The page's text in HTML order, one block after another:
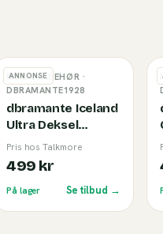
ANNONSE
MOBILTILBEHØR ·
DBRAMANTE1928
dbramante Iceland
Ultra Deksel
iPhone
17e/16e/15/14/13
Klar
Pris hos Talkmore
499 kr
På lager Se tilbud →